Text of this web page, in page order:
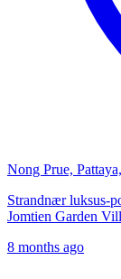
Nong Prue,
Strandnær luksus-
Jomtien Garden
8 months ago